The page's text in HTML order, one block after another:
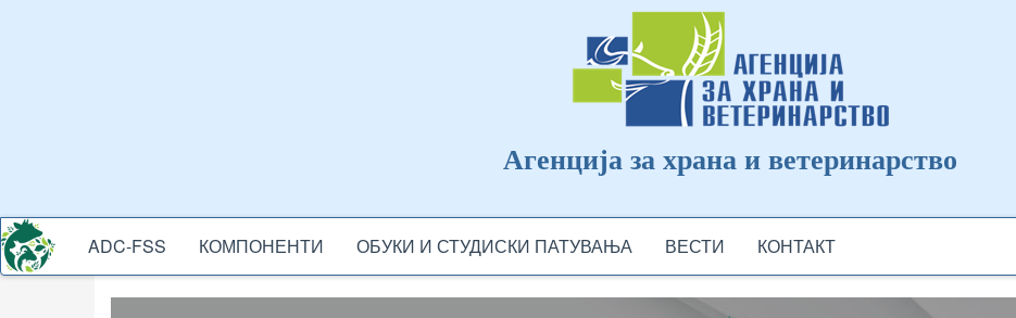
Агенција за храна и ветеринарство
ADC-
MENU
ADC-FSS КОМПОНЕНТИ ОБУКИ И СТУДИСКИ ПАТУВАЊА ВЕСТИ КОНТАКТ